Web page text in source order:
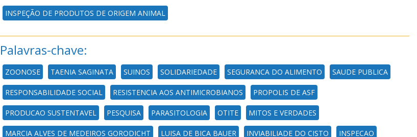
INSPEÇÃO DE PRODUTOS DE ORIGEM ANIMAL
Palavras-chave:
ZOONOSE TAENIA SAGINATA SUINOS SOLIDARIEDADE SEGURANCA DO ALIMENTO SAUDE PUBLICA
RESPONSABILIDADE SOCIAL RESISTENCIA AOS ANTIMICROBIANOS PROPOLIS DE ASF
PRODUCAO SUSTENTAVEL PESQUISA PARASITOLOGIA OTITE MITOS E VERDADES
MARCIA ALVES DE MEDEIROS GORODICHT LUISA DE BICA BAUER INVIABILIADE DO CISTO INSPECAO